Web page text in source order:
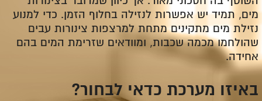
מים, תמיד יש אפשרות לנזילה בחלוף הזמן. כדי למנוע
נזילת מים מתקינים מתחת למרצפות צינורות עבים
שהולחמו מכמה שכבות, ומוודאים שזרימת המים בהם
אחידה.
באיזו מערכת כדאי לבחור?